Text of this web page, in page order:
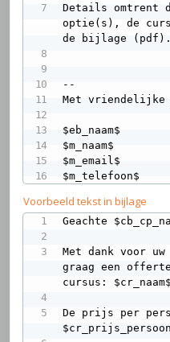
Details omtrent
optie(s), de
de bijlage (pdf).
--
Met vriendelijke
$eb_naam$
$m_naam$
$m_email$
$m_telefoon$
Voorbeeld tekst in bijlage
Geachte
Met dank voor
graag een
cursus:
De prijs per